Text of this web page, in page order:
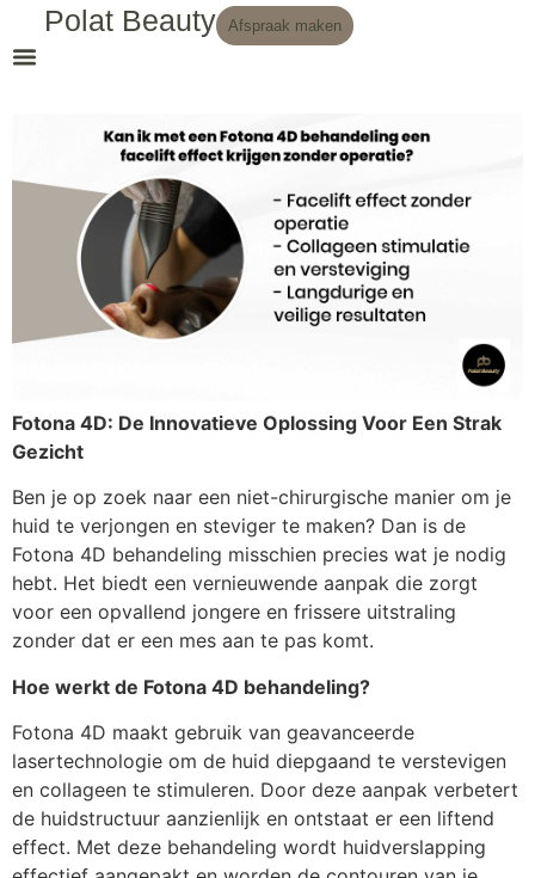
Polat Beauty Afspraak maken
Fotona 4D: De Innovatieve Oplossing Voor Een Strak
Gezicht
Ben je op zoek naar een niet-chirurgische manier om je
huid te verjongen en steviger te maken? Dan is de
Fotona 4D behandeling misschien precies wat je nodig
hebt. Het biedt een vernieuwende aanpak die zorgt
voor een opvallend jongere en frissere uitstraling
zonder dat er een mes aan te pas komt.
Hoe werkt de Fotona 4D behandeling?
Fotona 4D maakt gebruik van geavanceerde
lasertechnologie om de huid diepgaand te verstevigen
en collageen te stimuleren. Door deze aanpak verbetert
de huidstructuur aanzienlijk en ontstaat er een liftend
effect. Met deze behandeling wordt huidverslapping